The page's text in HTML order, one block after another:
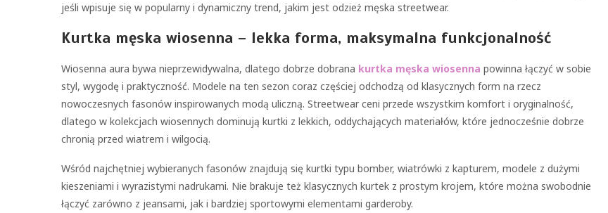
jeśli wpisuje się w popularny i dynamiczny trend, jakim jest odzież męska streetwear.
Kurtka męska wiosenna – lekka forma, maksymalna funkcjonalność
Wiosenna aura bywa nieprzewidywalna, dlatego dobrze dobrana kurtka męska wiosenna powinna łączyć w sobie
styl, wygodę i praktyczność. Modele na ten sezon coraz częściej odchodzą od klasycznych form na rzecz
nowoczesnych fasonów inspirowanych modą uliczną. Streetwear ceni przede wszystkim komfort i oryginalność,
dlatego w kolekcjach wiosennych dominują kurtki z lekkich, oddychających materiałów, które jednocześnie dobrze
chronią przed wiatrem i wilgocią.
Wśród najchętniej wybieranych fasonów znajdują się kurtki typu bomber, wiatrówki z kapturem, modele z dużymi
kieszeniami i wyrazistymi nadrukami. Nie brakuje też klasycznych kurtek z prostym krojem, które można swobodnie
łączyć zarówno z jeansami, jak i bardziej sportowymi elementami garderoby.